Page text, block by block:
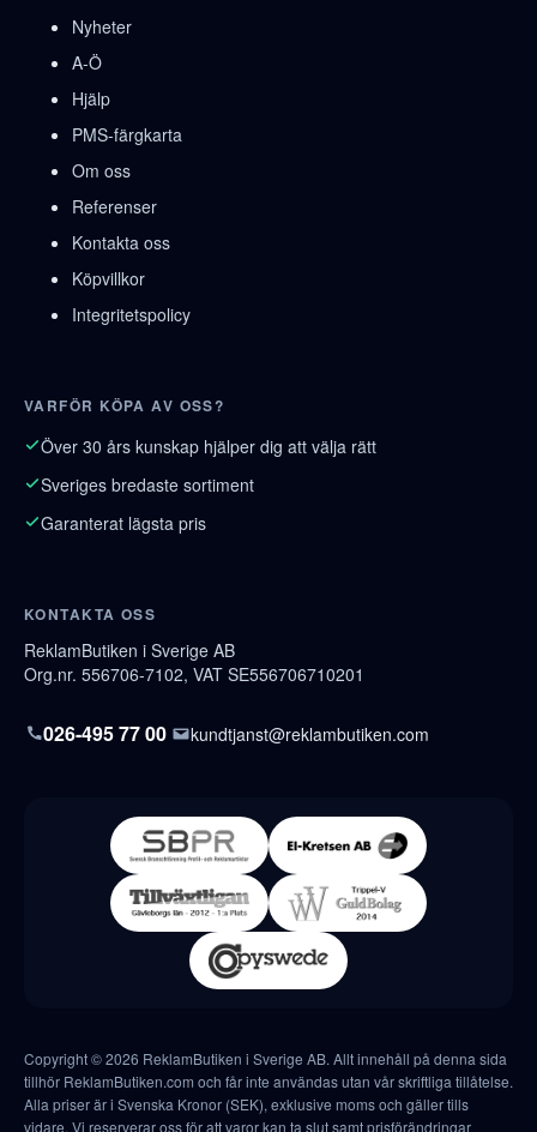
Nyheter
A-Ö
Hjälp
PMS-färgkarta
Om oss
Referenser
Kontakta oss
Köpvillkor
Integritetspolicy
VARFÖR KÖPA AV OSS?
Över 30 års kunskap hjälper dig att välja rätt
Sveriges bredaste sortiment
Garanterat lägsta pris
KONTAKTA OSS
ReklamButiken i Sverige AB
Org.nr. 556706-7102, VAT SE556706710201
026-495 77 00 kundtjanst@reklambutiken.com
Copyright © 2026 ReklamButiken i Sverige AB. Allt innehåll på denna sida
tillhör ReklamButiken.com och får inte användas utan vår skriftliga tillåtelse.
Alla priser är i Svenska Kronor (SEK), exklusive moms och gäller tills
vidare. Vi reserverar oss för att varor kan ta slut samt prisförändringar